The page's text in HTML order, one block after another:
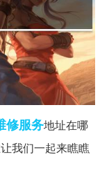
修服务地址在哪
我们一起来瞧瞧